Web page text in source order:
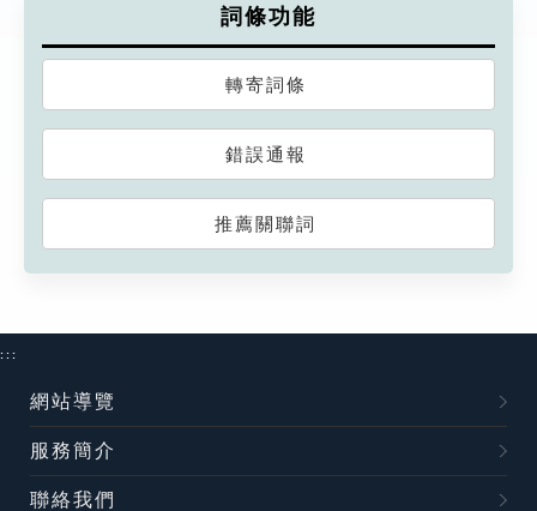
詞條功能
轉寄詞條
錯誤通報
推薦關聯詞
:::
網站導覽
服務簡介
聯絡我們